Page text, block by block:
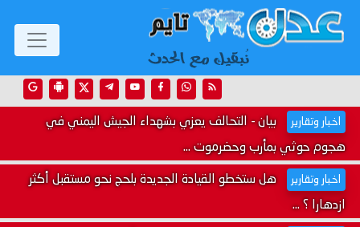
اخبار وتقارير بيان - التحالف يعزي بشهداء الجيش اليمني في
هجوم حوثي بمأرب وحضرموت ...
اخبار وتقارير هل ستخطو القيادة الجديدة بلحج نحو مستقبل أكثر
ازدهارا ؟ ...